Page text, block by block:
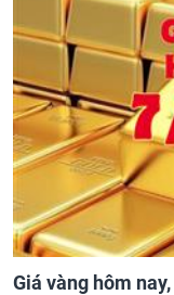
Giá vàng hôm